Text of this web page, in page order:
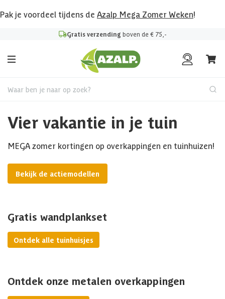
Pak je voordeel tijdens de Azalp Mega Zomer Weken!
Gratis verzending boven de € 75,-
Waar ben je naar op zoek?
Vier vakantie in je tuin
MEGA zomer kortingen op overkappingen en tuinhuizen!
Bekijk de actiemodellen
Gratis wandplankset
Ontdek alle tuinhuisjes
Ontdek onze metalen overkappingen